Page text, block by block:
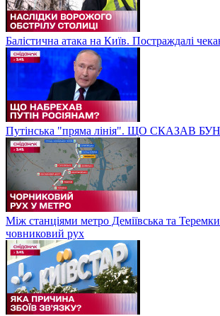
Балістична атака на Київ. Постраждалі
Путінська "пряма лінія". ЩО СКАЗАВ
Між станціями метро Деміївська та
човниковий рух